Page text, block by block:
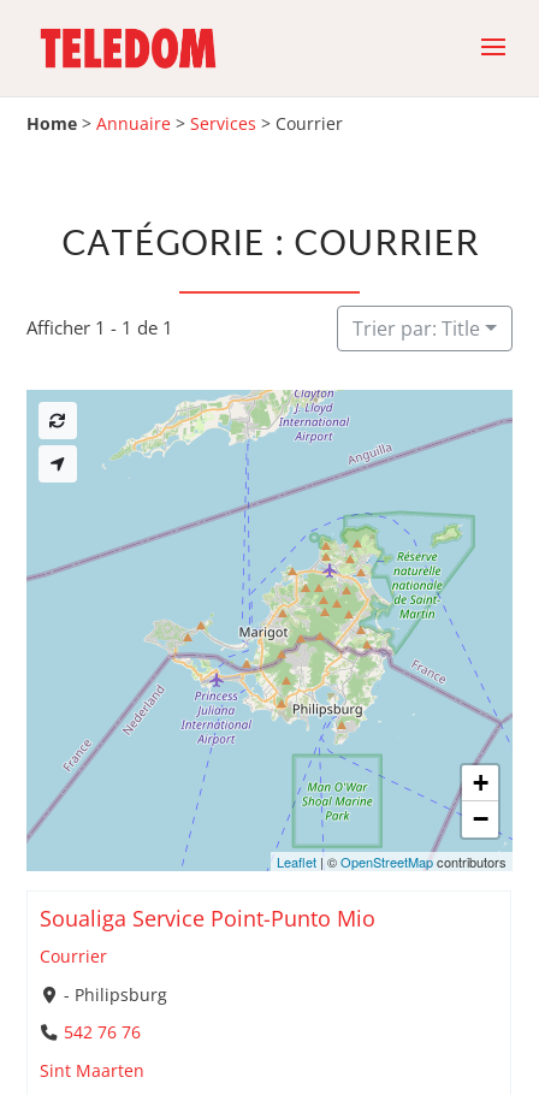
Home >Annuaire >Services > Courrier
CATÉGORIE : COURRIER
Afficher 1 - 1 de 1 Trier par: Title
Soualiga Service Point-Punto Mio
Courrier
- Philipsburg
542 76 76
Sint Maarten
+
−
Leaflet| ©OpenStreetMapcontributors